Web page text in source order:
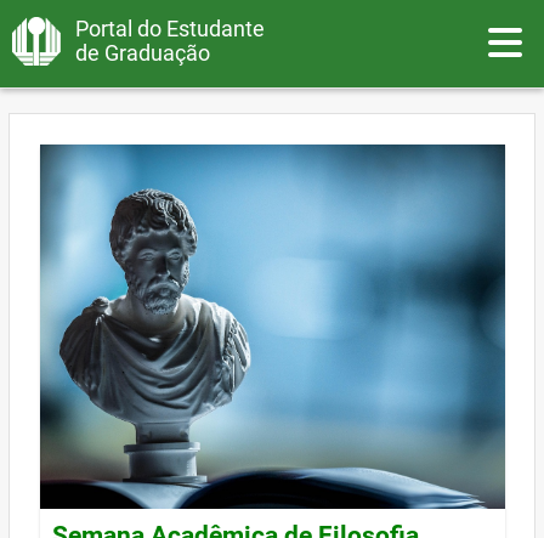
Portal do Estudante
de Graduação